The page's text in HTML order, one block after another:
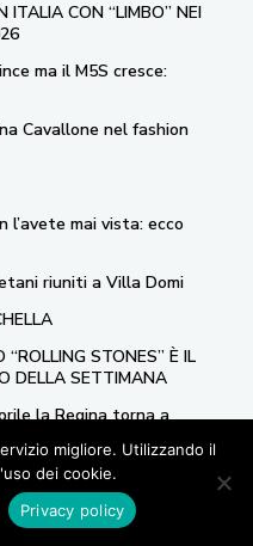
ITALIA CON “LIMBO” NEI
ma il M5S cresce:
Cavallone nel fashion
l’avete mai vista: ecco
riuniti a Villa Domi
STONES” È IL
DELLA SETTIMANA
la Regina torna a
migliore. Utilizzando il
dei cookie.
Privacy policy